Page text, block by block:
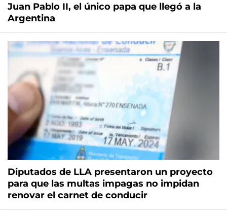
Juan Pablo II, el único papa que llegó a la
Argentina
Diputados de LLA presentaron un proyecto
para que las multas impagas no impidan
renovar el carnet de conducir